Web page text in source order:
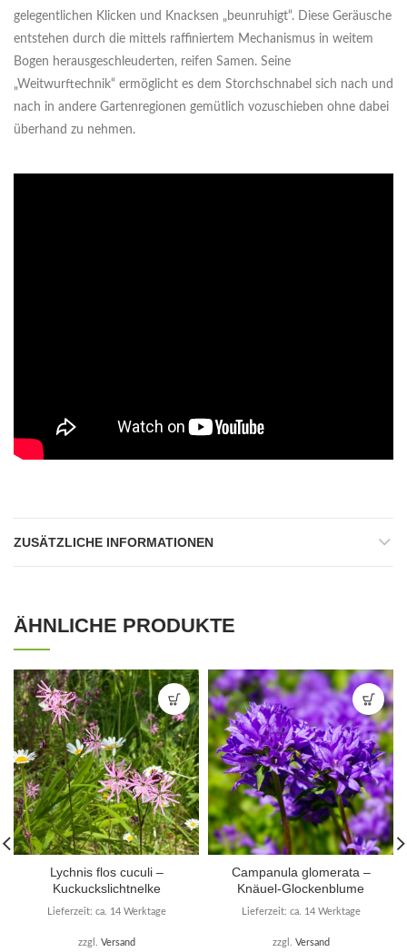
gelegentlichen Klicken und Knacksen „beunruhigt“. Diese Geräusche
entstehen durch die mittels raffiniertem Mechanismus in weitem
Bogen herausgeschleuderten, reifen Samen. Seine
„Weitwurftechnik“ ermöglicht es dem Storchschnabel sich nach und
nach in andere Gartenregionen gemütlich vozuschieben ohne dabei
überhand zu nehmen.
ZUSÄTZLICHE INFORMATIONEN
ÄHNLICHE PRODUKTE
Lychnis flos cuculi –
Kuckuckslichtnelke
zzgl. Versand
Lieferzeit: ca. 14 Werktage
Campanula glomerata –
Knäuel-Glockenblume
zzgl. Versand
Lieferzeit: ca. 14 Werktage